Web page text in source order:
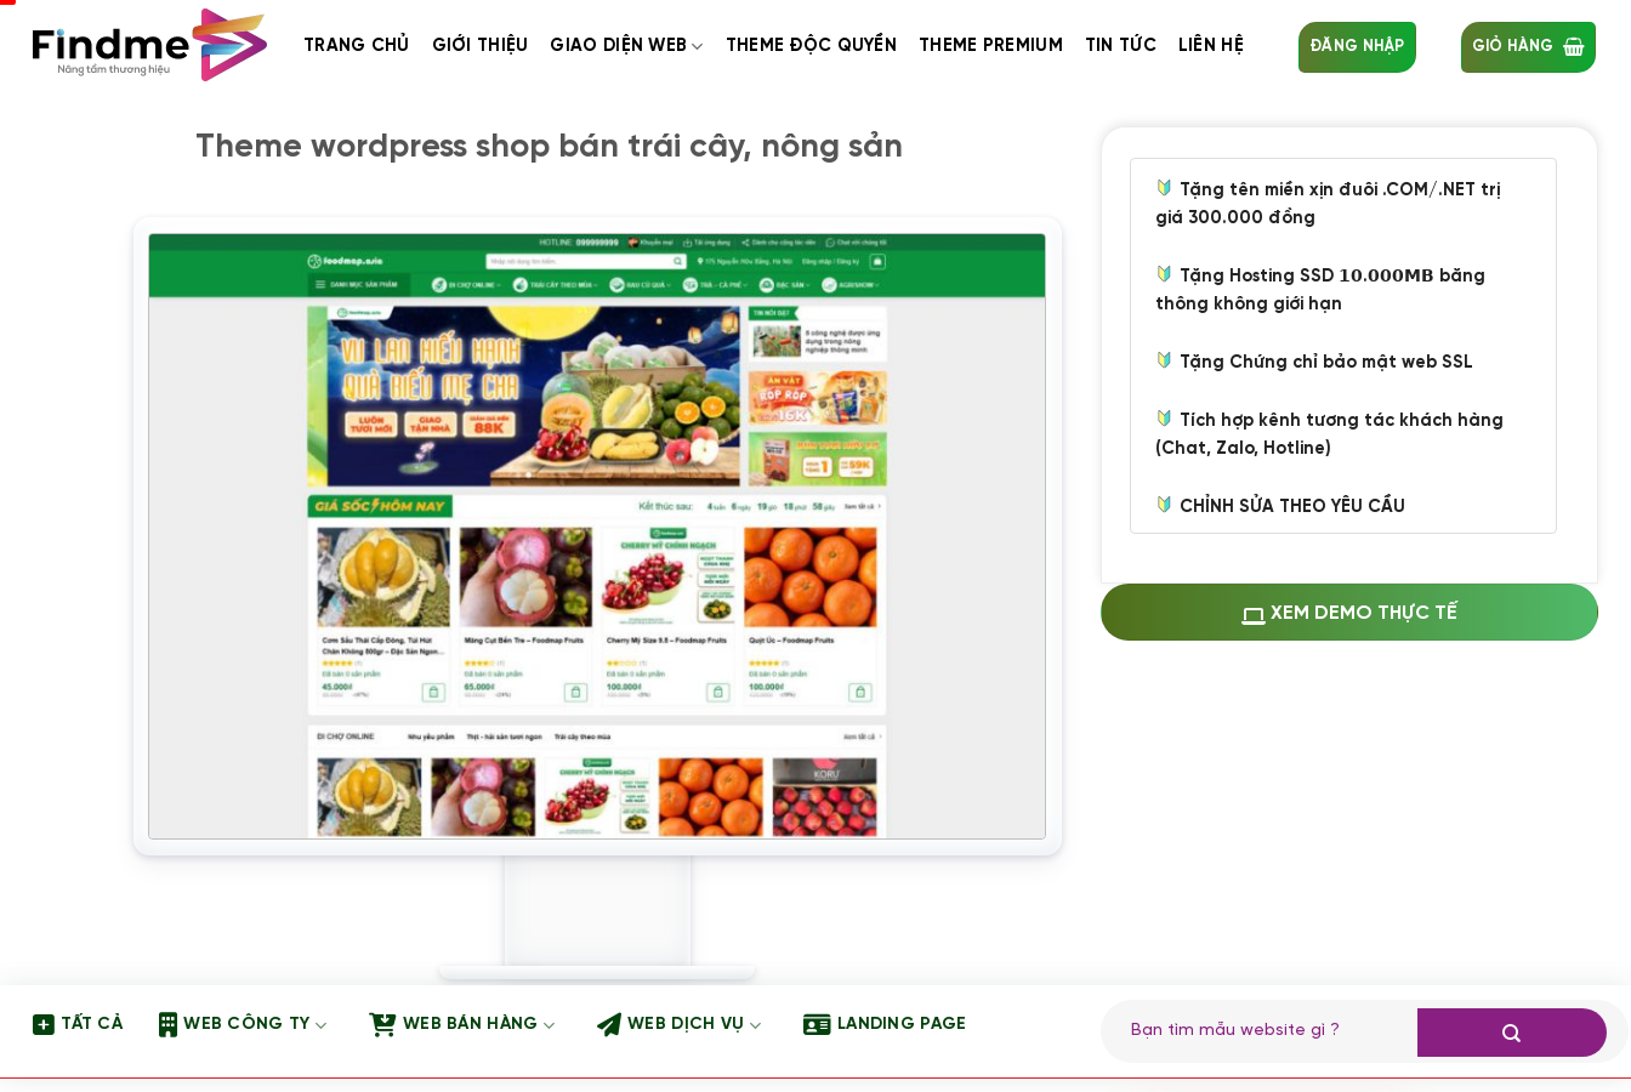
TRANG CHỦ GIỚI THIỆU GIAO DIỆN WEB THEME ĐỘC QUYỀN THEME PREMIUM TIN TỨC LIÊN HỆ ĐĂNG NHẬP GIỎ HÀNG
Theme wordpress shop bán trái cây, nông sản
Tặng tên miền xịn đuôi .COM/.NET trị
giá 300.000 đồng
Tặng Hosting SSD 𝟭𝟬.𝟬𝟬𝟬𝗠𝗕 băng
thông không giới hạn
Tặng Chứng chỉ bảo mật web SSL
Tích hợp kênh tương tác khách hàng
(Chat, Zalo, Hotline)
CHỈNH SỬA THEO YÊU CẦU
Thay logo + thông tin doanh nghiệp
(+100.000 VND)
Cài đặt plugin theo yêu cầu
(+100.000 VND)
XEM DEMO THỰC TẾ
TẤT CẢ WEB CÔNG TY WEB BÁN HÀNG WEB DỊCH VỤ LANDING PAGE
kiếm: